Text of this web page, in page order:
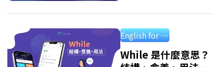
English for starter
While 是什麼意思？